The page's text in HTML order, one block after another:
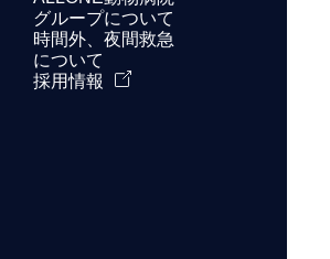
グループについて
時間外、夜間救急
について
採用情報